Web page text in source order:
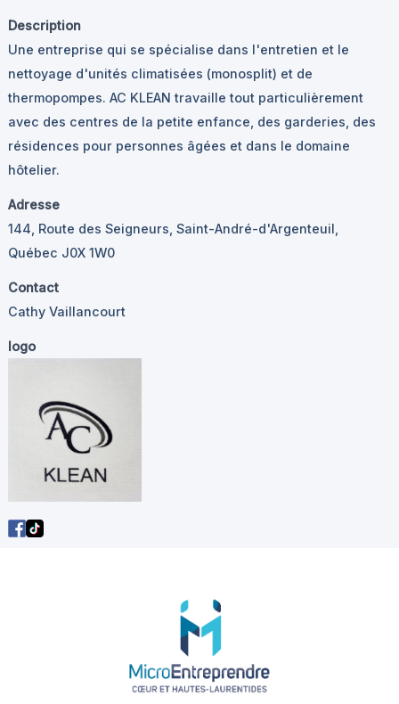
Description
Une entreprise qui se spécialise dans l'entretien et le
nettoyage d'unités climatisées (monosplit) et de
thermopompes. AC KLEAN travaille tout particulièrement
avec des centres de la petite enfance, des garderies, des
résidences pour personnes âgées et dans le domaine
hôtelier.
Adresse
144, Route des Seigneurs, Saint-André-d'Argenteuil,
Québec J0X 1W0
Contact
Cathy Vaillancourt
logo